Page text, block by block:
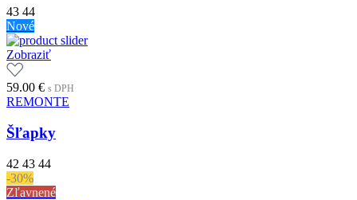
43 44
Nové
Zobraziť
59.00 € s DPH
REMONTE
Šľapky
42 43 44
-30%
Zľavnené